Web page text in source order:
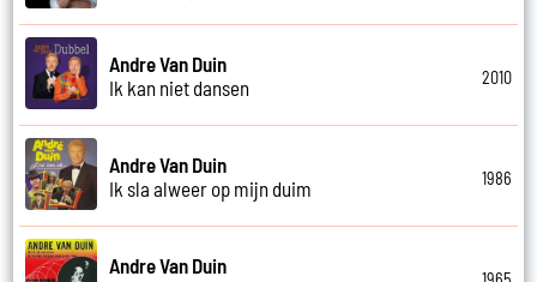
Andre Van Duin
Ik kan niet dansen
2010
Andre Van Duin
Ik sla alweer op mijn duim
1986
Andre Van Duin